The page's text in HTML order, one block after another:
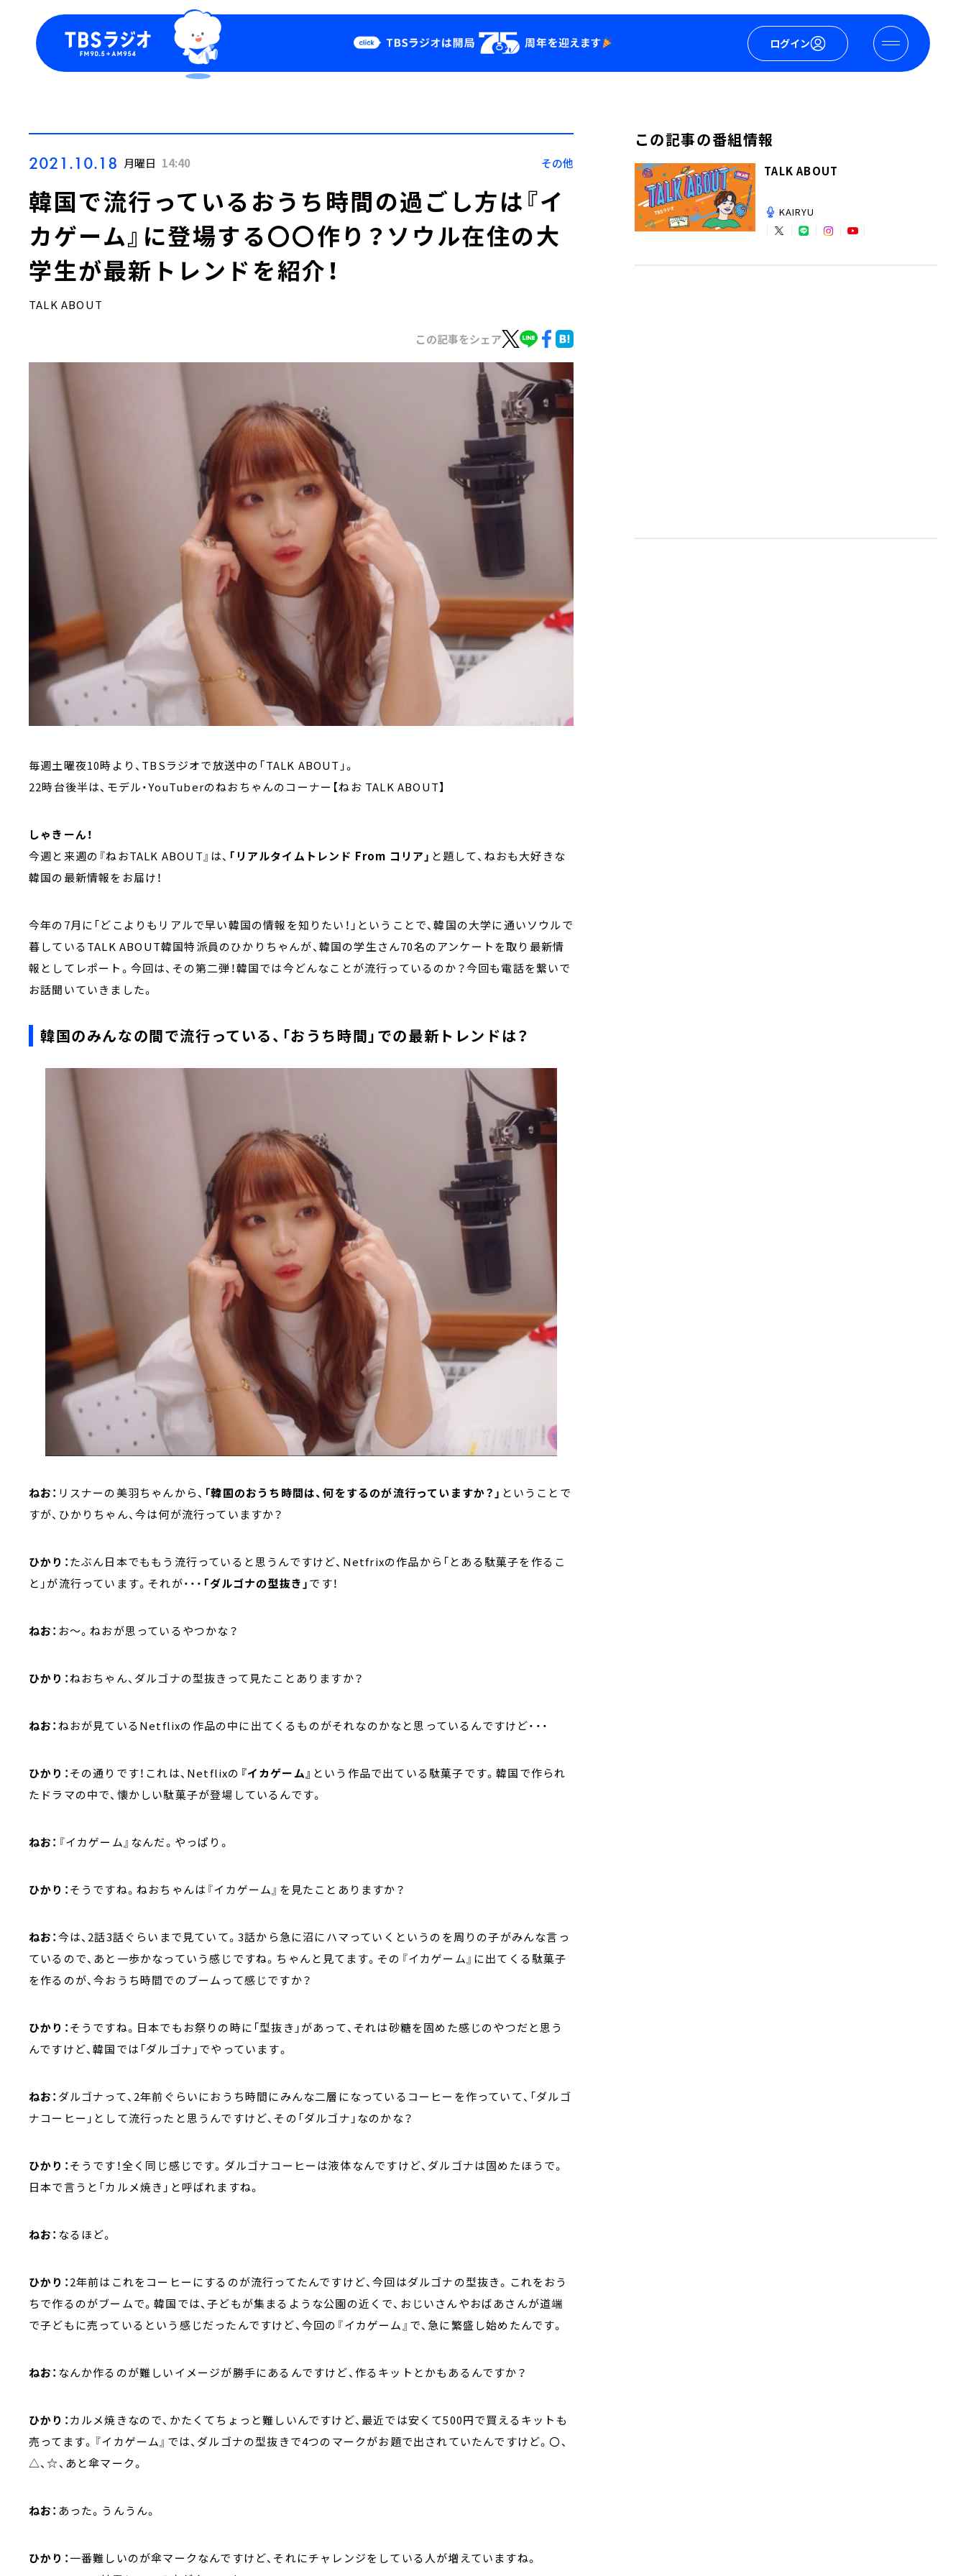
ログイン
Podcast
YouTube
2021.10.18 月曜日 14:40 その他
韓国で流行っているおうち時間の過ごし方は『イ
カゲーム』に登場する〇〇作り？ソウル在住の大
学生が最新トレンドを紹介！
TALK ABOUT
この記事をシェア
毎週土曜夜10時より、TBSラジオで放送中の「TALK ABOUT」。
22時台後半は、モデル・YouTuberのねおちゃんのコーナー【ねお TALK ABOUT】
しゃきーん！
今週と来週の『ねおTALK ABOUT』は、 「リアルタイムトレンド From コリア」 と題して、ねおも大好きな
韓国の最新情報をお届け！
今年の7月に「どこよりもリアルで早い韓国の情報を知りたい！」ということで、韓国の大学に通いソウルで
暮しているTALK ABOUT韓国特派員のひかりちゃんが、韓国の学生さん70名のアンケートを取り最新情
報としてレポート。今回は、その第二弾！韓国では今どんなことが流行っているのか？今回も電話を繋いで
お話聞いていきました。
韓国のみんなの間で流行っている、「おうち時間」での最新トレンドは？
ねお： リスナーの美羽ちゃんから、 「韓国のおうち時間は、何をするのが流行っていますか？」 ということで
すが、ひかりちゃん、今は何が流行っていますか？
ひかり：たぶん日本でももう流行っていると思うんですけど、Netfrixの作品から「とある駄菓子を作るこ
と」が流行っています。それが・・・ 「ダルゴナの型抜き」です！
ねお： お～。ねおが思っているやつかな？
ひかり：ねおちゃん、ダルゴナの型抜きって見たことありますか？
ねお：ねおが見ているNetflixの作品の中に出てくるものがそれなのかなと思っているんですけど・・・
ひかり：その通りです！これは、Netflixの 『イカゲーム』 という作品で出ている駄菓子です。韓国で作られ
たドラマの中で、懐かしい駄菓子が登場しているんです。
ねお： 『イカゲーム』なんだ。やっぱり。
ひかり：そうですね。ねおちゃんは『イカゲーム』を見たことありますか？
ねお：今は、2話3話ぐらいまで見ていて。3話から急に沼にハマっていくというのを周りの子がみんな言っ
ているので、あと一歩かなっていう感じですね。ちゃんと見てます。その『イカゲーム』に出てくる駄菓子
を作るのが、今おうち時間でのブームって感じですか？
ひかり：そうですね。日本でもお祭りの時に「型抜き」があって、それは砂糖を固めた感じのやつだと思う
んですけど、韓国では「ダルゴナ」でやっています。
ねお： ダルゴナって、2年前ぐらいにおうち時間にみんな二層になっているコーヒーを作っていて、「ダルゴ
ナコーヒー」として流行ったと思うんですけど、その「ダルゴナ」なのかな？
ひかり：そうです！全く同じ感じです。ダルゴナコーヒーは液体なんですけど、ダルゴナは固めたほうで。
日本で言うと「カルメ焼き」と呼ばれますね。
ねお： なるほど。
ひかり：2年前はこれをコーヒーにするのが流行ってたんですけど、今回はダルゴナの型抜き。これをおう
ちで作るのがブームで。韓国では、子どもが集まるような公園の近くで、おじいさんやおばあさんが道端
で子どもに売っているという感じだったんですけど、今回の『イカゲーム』で、急に繁盛し始めたんです。
ねお： なんか作るのが難しいイメージが勝手にあるんですけど、作るキットとかもあるんですか？
ひかり：カルメ焼きなので、かたくてちょっと難しいんですけど、最近では安くて500円で買えるキットも
売ってます。『イカゲーム』では、ダルゴナの型抜きで4つのマークがお題で出されていたんですけど。〇、
△、☆、あと傘マーク。
ねお： あった。うんうん。
ひかり：一番難しいのが傘マークなんですけど、それにチャレンジをしている人が増えていますね。
この記事の番組情報
TALK ABOUT
KAIRYU